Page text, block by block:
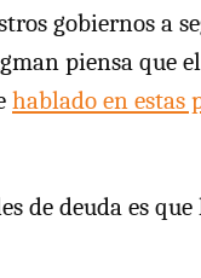
gobiernos a
piensa que
hablado en estas
de deuda es